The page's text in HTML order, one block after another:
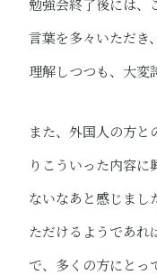
勉強会終了後には、
言葉を多々いただき
理解しつつも、大変
また、外国人の方と
りこういった内容
ないなあと感じまし
ただけるようであれ
で、多くの方にとっ